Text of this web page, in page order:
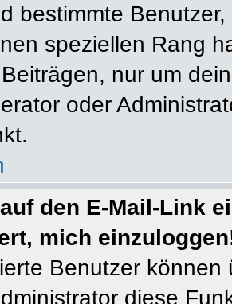
bestimmte
speziellen Rang
nur um
oder
den E-Mail-Link
mich
Benutzer
diese